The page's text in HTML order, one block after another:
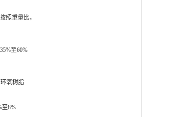
照重量比，
至60%
氧树脂
至8%